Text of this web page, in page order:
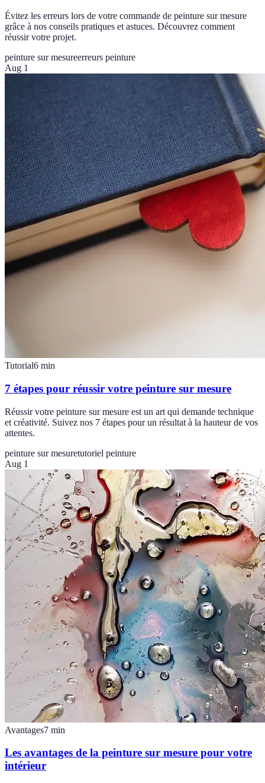
Évitez les erreurs lors de votre commande de peinture sur mesure
grâce à nos conseils pratiques et astuces. Découvrez comment
réussir votre projet.
peinture sur mesureerreurs peinture
Aug 1
Tutorial6 min
7 étapes pour réussir votre peinture sur mesure
Réussir votre peinture sur mesure est un art qui demande technique
et créativité. Suivez nos 7 étapes pour un résultat à la hauteur de vos
attentes.
peinture sur mesuretutoriel peinture
Aug 1
Avantages7 min
Les avantages de la peinture sur mesure pour votre
intérieur